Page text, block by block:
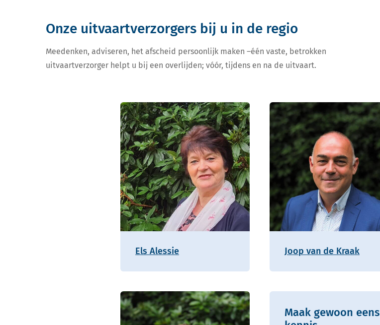
Onze uitvaartverzorgers bij u in de regio
Meedenken, adviseren, het afscheid persoonlijk maken –één vaste, betrokken
uitvaartverzorger helpt u bij een overlijden; vóór, tijdens en na de uitvaart.
Els Alessie Joop van de Kraak
Maak gewoon eens